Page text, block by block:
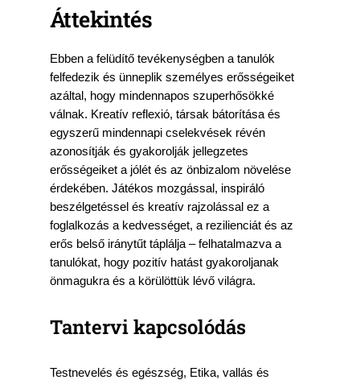
Áttekintés
Ebben a felüdítő tevékenységben a tanulók
felfedezik és ünneplik személyes erősségeiket
azáltal, hogy mindennapos szuperhősökké
válnak. Kreatív reflexió, társak bátorítása és
egyszerű mindennapi cselekvések révén
azonosítják és gyakorolják jellegzetes
erősségeiket a jólét és az önbizalom növelése
érdekében. Játékos mozgással, inspiráló
beszélgetéssel és kreatív rajzolással ez a
foglalkozás a kedvességet, a rezilienciát és az
erős belső iránytűt táplálja – felhatalmazva a
tanulókat, hogy pozitív hatást gyakoroljanak
önmagukra és a körülöttük lévő világra.
Tantervi kapcsolódás
Testnevelés és egészség, Etika, vallás és